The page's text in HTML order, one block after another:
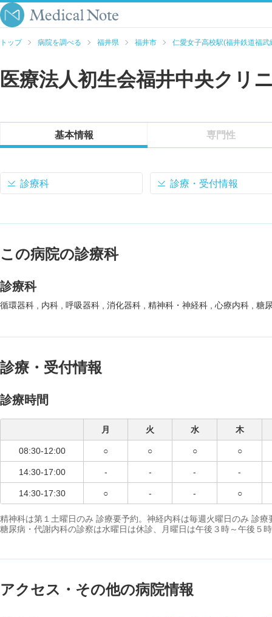
トップ 病院を調べる 福井県 福井市 仁愛女子高校駅(福井鉄道福武
医療法人初生会福井中央クリ
基本情報 専門性
診療科 診療・受付情報
この病院の診療科
診療科
循環器科 内科 呼吸器科 消化器科 精神科・神経科 心療内科 糖
診療・受付情報
診療時間
月 火 水 木
08:30-12:00 ○ ○ ○ ○
14:30-17:00 - - - -
14:30-17:30 ○ - - ○
精神科は第１土曜日のみ 診療要予約。神経内科は毎週火曜日のみ 診
糖尿病・代謝内科の診察は水曜日は休診、月曜日は午後３時～午後５
アクセス・その他の病院情報